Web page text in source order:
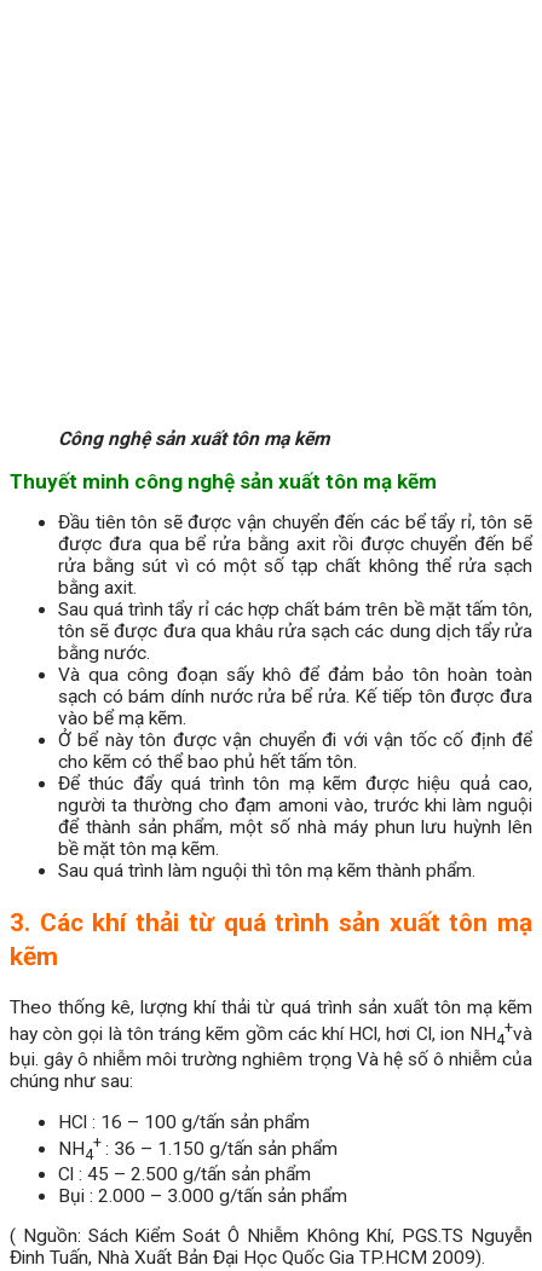
Công nghệ sản xuất tôn mạ kẽm
Thuyết minh công nghệ sản xuất tôn mạ kẽm
Đầu tiên tôn sẽ được vận chuyển đến các bể tẩy rỉ, tôn sẽ
được đưa qua bể rửa bằng axit rồi được chuyển đến bể
rửa bằng sút vì có một số tạp chất không thể rửa sạch
bằng axit.
Sau quá trình tẩy rỉ các hợp chất bám trên bề mặt tấm tôn,
tôn sẽ được đưa qua khâu rửa sạch các dung dịch tẩy rửa
bằng nước.
Và qua công đoạn sấy khô để đảm bảo tôn hoàn toàn
sạch có bám dính nước rửa bể rửa. Kế tiếp tôn được đưa
vào bể mạ kẽm.
Ở bể này tôn được vận chuyển đi với vận tốc cố định để
cho kẽm có thể bao phủ hết tấm tôn.
Để thúc đẩy quá trình tôn mạ kẽm được hiệu quả cao,
người ta thường cho đạm amoni vào, trước khi làm nguội
để thành sản phẩm, một số nhà máy phun lưu huỳnh lên
bề mặt tôn mạ kẽm.
Sau quá trình làm nguội thì tôn mạ kẽm thành phẩm.
3. Các khí thải từ quá trình sản xuất tôn mạ
kẽm
Theo thống kê, lượng khí thải từ quá trình sản xuất tôn mạ kẽm
hay còn gọi là tôn tráng kẽm gồm các khí HCl, hơi Cl, ion NH4
+và
bụi. gây ô nhiễm môi trường nghiêm trọng Và hệ số ô nhiễm của
chúng như sau:
HCl : 16 – 100 g/tấn sản phẩm
NH4
+ : 36 – 1.150 g/tấn sản phẩm
Cl : 45 – 2.500 g/tấn sản phẩm
Bụi : 2.000 – 3.000 g/tấn sản phẩm
( Nguồn: Sách Kiểm Soát Ô Nhiễm Không Khí, PGS.TS Nguyễn
Đinh Tuấn, Nhà Xuất Bản Đại Học Quốc Gia TP.HCM 2009).